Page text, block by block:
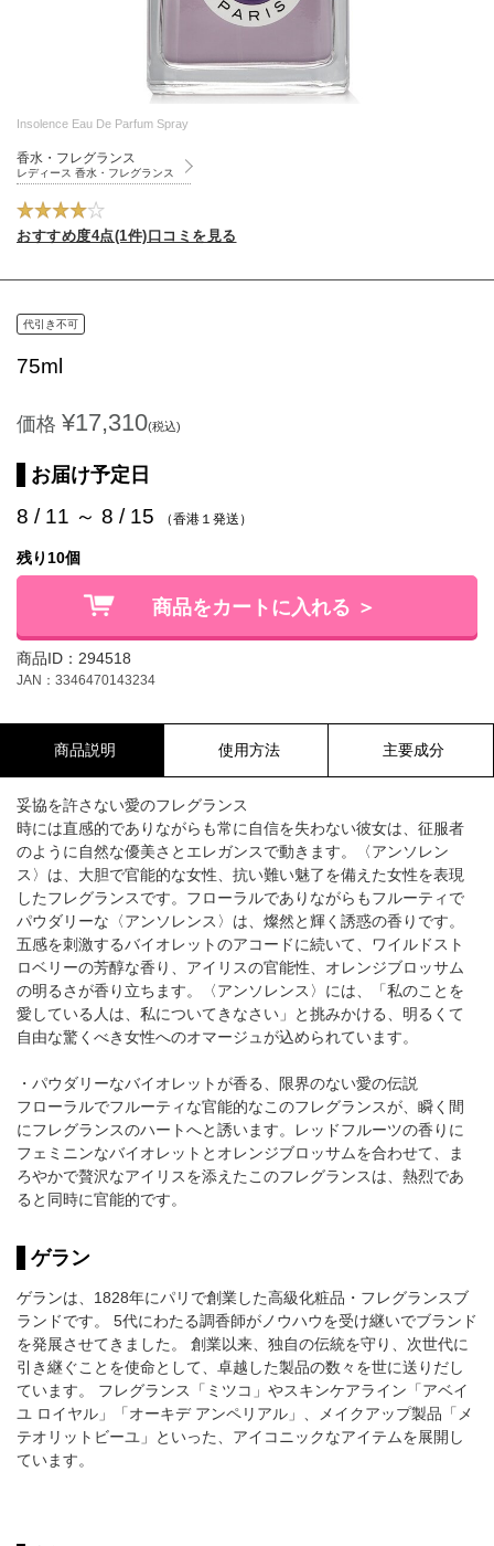
Insolence Eau De Parfum Spray
香水・フレグランス
レディース 香水・フレグランス
おすすめ度4点(1件)口コミを見る
代引き不可
75ml
価格 ¥17,310(税込)
お届け予定日
8 / 11 ～ 8 / 15 （香港１発送）
残り10個
商品をカートに入れる ＞
商品ID：294518
JAN：3346470143234
商品説明 使用方法 主要成分
妥協を許さない愛のフレグランス
時には直感的でありながらも常に自信を失わない彼女は、征服者
のように自然な優美さとエレガンスで動きます。〈アンソレン
ス〉は、大胆で官能的な女性、抗い難い魅了を備えた女性を表現
したフレグランスです。フローラルでありながらもフルーティで
パウダリーな〈アンソレンス〉は、燦然と輝く誘惑の香りです。
五感を刺激するバイオレットのアコードに続いて、ワイルドスト
ロベリーの芳醇な香り、アイリスの官能性、オレンジブロッサム
の明るさが香り立ちます。〈アンソレンス〉には、「私のことを
愛している人は、私についてきなさい」と挑みかける、明るくて
自由な驚くべき女性へのオマージュが込められています。
・パウダリーなバイオレットが香る、限界のない愛の伝説
フローラルでフルーティな官能的なこのフレグランスが、瞬く間
にフレグランスのハートへと誘います。レッドフルーツの香りに
フェミニンなバイオレットとオレンジブロッサムを合わせて、ま
ろやかで贅沢なアイリスを添えたこのフレグランスは、熱烈であ
ると同時に官能的です。
ゲラン
ゲランは、1828年にパリで創業した高級化粧品・フレグランスブ
ランドです。 5代にわたる調香師がノウハウを受け継いでブランド
を発展させてきました。 創業以来、独自の伝統を守り、次世代に
引き継ぐことを使命として、卓越した製品の数々を世に送りだし
ています。 フレグランス「ミツコ」やスキンケアライン「アベイ
ユ ロイヤル」「オーキデ アンペリアル」、メイクアップ製品「メ
テオリットビーユ」といった、アイコニックなアイテムを展開し
ています。